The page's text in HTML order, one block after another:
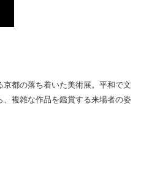
都の落ち着いた美術展。平和で文
複雑な作品を鑑賞する来場者の姿